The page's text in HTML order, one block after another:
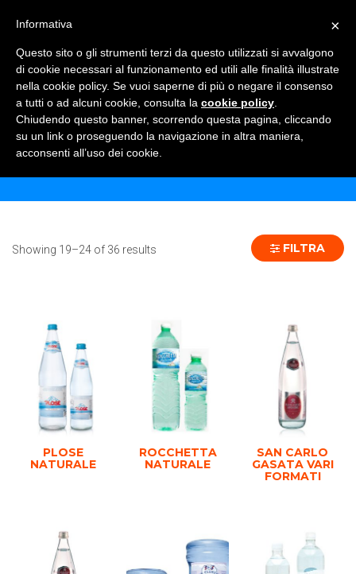
ACQUE MINERALI
Home Shop Acque Minerali
Showing 19–24 of 36 results FILTRA
PLOSE
NATURALE
ROCCHETTA
NATURALE
SAN CARLO
GASATA VARI
FORMATI
×
Informativa
Questo sito o gli strumenti terzi da questo utilizzati si avvalgono
di cookie necessari al funzionamento ed utili alle finalità illustrate
nella cookie policy. Se vuoi saperne di più o negare il consenso
a tutti o ad alcuni cookie, consulta la cookie policy
Chiudendo questo banner, scorrendo questa pagina, cliccando
su un link o proseguendo la navigazione in altra maniera,
acconsenti all’uso dei cookie.